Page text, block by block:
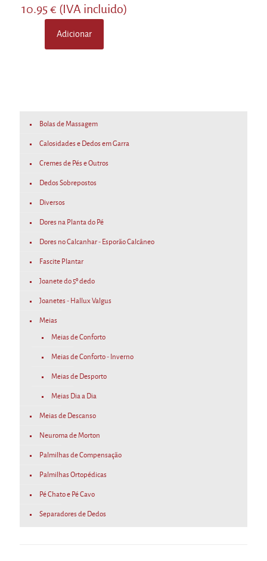
10.95€ (IVA incluido)
Adicionar
Bolas de Massagem
Calosidades e Dedos em Garra
Cremes de Pés e Outros
Dedos Sobrepostos
Diversos
Dores na Planta do Pé
Dores no Calcanhar - Esporão Calcâneo
Fascite Plantar
Joanete do 5º dedo
Joanetes - Hallux Valgus
Meias
Meias de Conforto
Meias de Conforto - Inverno
Meias de Desporto
Meias Dia a Dia
Meias de Descanso
Neuroma de Morton
Palmilhas de Compensação
Palmilhas Ortopédicas
Pé Chato e Pé Cavo
Separadores de Dedos